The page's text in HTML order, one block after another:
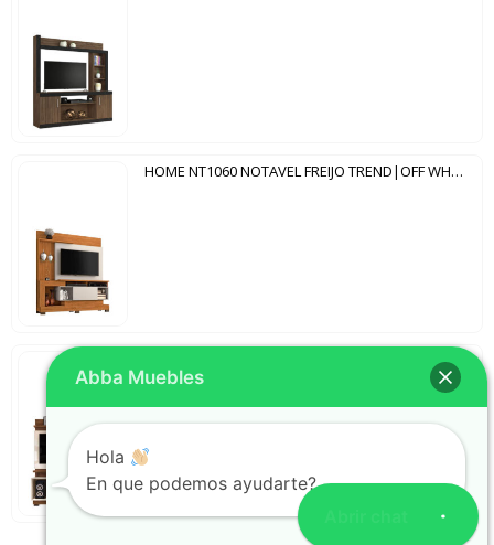
HOME NT1060 NOTAVEL FREIJO TREND|OFF WHITE
HOME LUPI DJ CARVALLO MARROQUIM | OFF WHITE
Abba Muebles
Hola
En que podemos ayudarte?